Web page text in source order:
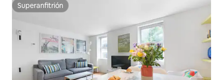
Superanfitrión
Superanfitrión